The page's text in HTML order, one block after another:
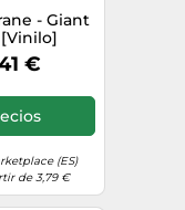
- Giant
€
(ES)
de 3,79 €